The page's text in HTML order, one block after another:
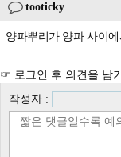
tooticky
양파뿌리가 양파 사이
☞ 로그인 후 의견을 남
작성자 :